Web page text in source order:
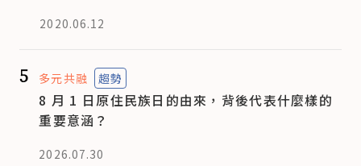
2020.06.12
5 多元共融 趨勢
8 月 1 日原住民族日的由來，背後代表什麼樣的
重要意涵？
2026.07.30